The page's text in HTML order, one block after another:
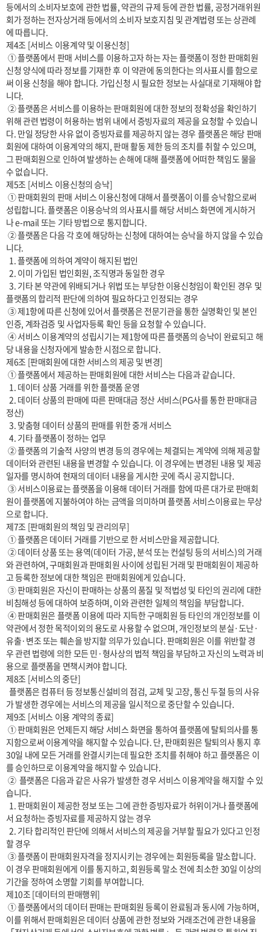
등에서의 소비자보호에 관한 법률, 약관의 규제 등에 관한 법률, 공정거래위원
회가 정하는 전자상거래 등에서의 소비자 보호지침 및 관계법령 또는 상관례
에 따릅니다.
제4조 [서비스 이용계약 및 이용신청]
신청 양식에 따라 정보를 기재한 후 이 약관에 동의한다는 의사표시를 함으로
써 이용 신청을 해야 합니다. 가입신청 시 필요한 정보는 사실대로 기재해야 합
니다.
위해 관련 법령이 허용하는 범위 내에서 증빙자료의 제공을 요청할 수 있습니
다. 만일 정당한 사유 없이 증빙자료를 제공하지 않는 경우 플랫폼은 해당 판매
회원에 대하여 이용계약의 해지, 판매 활동 제한 등의 조치를 취할 수 있으며,
그 판매회원으로 인하여 발생하는 손해에 대해 플랫폼에 어떠한 책임도 물을
수 없습니다.
제5조 [서비스 이용신청의 승낙]
성립합니다. 플랫폼은 이용승낙의 의사표시를 해당 서비스 화면에 게시하거
나 e-mail 또는 기타 방법으로 통지합니다.
니다.
  2. 이미 가입된 법인회원, 조직명과 동일한 경우
  3. 기타 본 약관에 위배되거나 위법 또는 부당한 이용신청임이 확인된 경우 및
플랫폼의 합리적 판단에 의하여 필요하다고 인정되는 경우
인증, 계좌검증 및 사업자등록 확인 등을 요청할 수 있습니다.
당 내용을 신청자에게 발송한 시점으로 합니다.
제6조 [판매회원에 대한 서비스의 제공 및 변경]
  2. 데이터 상품의 판매에 따른 판매대금 정산 서비스(PG사를 통한 판매대금
정산)
  3. 맞춤형 데이터 상품의 판매를 위한 중개 서비스
  4. 기타 플랫폼이 정하는 업무
데이터와 관련된 내용을 변경할 수 있습니다. 이 경우에는 변경된 내용 및 제공
일자를 명시하여 현재의 데이터 내용을 게시한 곳에 즉시 공지합니다.
원이 플랫폼에 지불하여야 하는 금액을 의미하며 플랫폼 서비스이용료는 무상
으로 합니다.
제7조 [판매회원의 책임 및 관리의무]
와 관련하여, 구매회원과 판매회원 사이에 성립된 거래 및 판매회원이 제공하
고 등록한 정보에 대한 책임은 판매회원에게 있습니다.
비침해성 등에 대하여 보증하며, 이와 관련한 일체의 책임을 부담합니다.
약관에서 정한 목적이외의 용도로 사용할 수 없으며, 개인정보의 분실·도난·
유출·변조 또는 훼손을 방지할 의무가 있습니다. 판매회원은 이를 위반할 경
우 관련 법령에 의한 모든 민·형사상의 법적 책임을 부담하고 자신의 노력과 비
용으로 플랫폼을 면책시켜야 합니다.
제8조 [서비스의 중단]
  플랫폼은 컴퓨터 등 정보통신설비의 점검, 교체 및 고장, 통신 두절 등의 사유
가 발생한 경우에는 서비스의 제공을 일시적으로 중단할 수 있습니다.
제9조 [서비스 이용 계약의 종료]
지함으로써 이용계약을 해지할 수 있습니다. 단, 판매회원은 탈퇴의사 통지 후
30일 내에 모든 거래를 완결시키는데 필요한 조치를 취해야 하고 플랫폼은 이
를 승인하므로 이용계약을 해지할 수 있습니다.
습니다.
서 요청하는 증빙자료를 제공하지 않는 경우
  2. 기타 합리적인 판단에 의해서 서비스의 제공을 거부할 필요가 있다고 인정
할 경우
이 경우 판매회원에게 이를 통지하고, 회원등록 말소 전에 최소한 30일 이상의
기간을 정하여 소명할 기회를 부여합니다.
제10조 [데이터의 판매행위]
이를 위해서 판매회원은 데이터 상품에 관한 정보와 거래조건에 관한 내용을